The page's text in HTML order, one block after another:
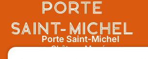
Porte Saint-Michel
Château-Musée